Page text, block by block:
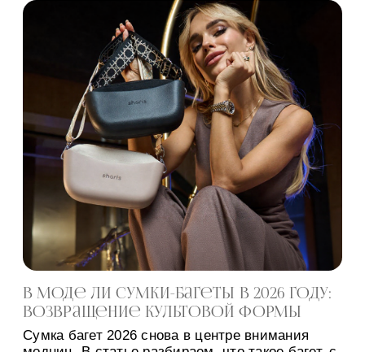
В моде ли сумки-багеты в 2026 году:
возвращение культовой формы
Сумка багет 2026 снова в центре внимания